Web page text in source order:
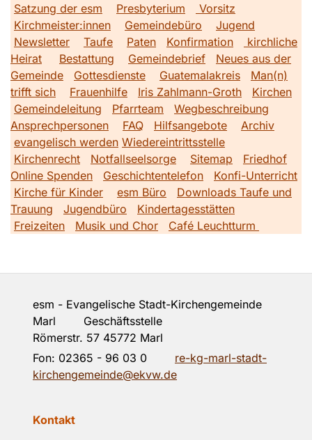
Satzung der esm
Presbyterium
Vorsitz
Kirchmeister:innen
Gemeindebüro
Jugend
Newsletter
Taufe Paten Konfirmation
kirchliche
Heirat
Bestattung Gemeindebrief
Neues aus der
Gemeinde
Gottesdienste Guatemalakreis
Man(n)
trifft sich
Frauenhilfe Iris Zahlmann-Groth
Kirchen
Gemeindeleitung
Pfarrteam
Wegbeschreibung
Ansprechpersonen
FAQ Hilfsangebote
Archiv
evangelisch werden Wiedereintrittsstelle
Kirchenrecht
Notfallseelsorge Sitemap
Friedhof
Online Spenden
Geschichtentelefon
Konfi-Unterricht
Kirche für Kinder
esm Büro
Downloads Taufe und
Trauung
Jugendbüro
Kindertagesstätten
Freizeiten
Musik und Chor Café Leuchtturm
esm - Evangelische Stadt-Kirchengemeinde
Marl Geschäftsstelle
Römerstr. 57 45772 Marl
Fon: 02365 - 96 03 0
re-kg-marl-stadt-
kirchengemeinde@ekvw.de
Kontakt